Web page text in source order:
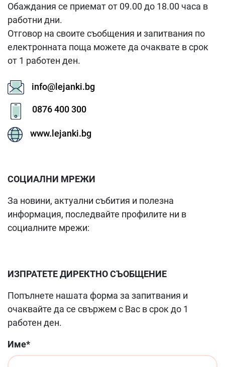
Обаждания се приемат от 09.00 до 18.00 часа в
работни дни.
Отговор на своите съобщения и запитвания по
електронната поща можете да очаквате в срок
от 1 работен ден.
info@lejanki.bg
0876 400 300
www.lejanki.bg
СОЦИАЛНИ МРЕЖИ
За новини, актуални събития и полезна
информация, последвайте профилите ни в
социалните мрежи:
ИЗПРАТЕТЕ ДИРЕКТНО СЪОБЩЕНИЕ
Попълнете нашата форма за запитвания и
очаквайте да се свържем с Вас в срок до 1
работен ден.
Име*